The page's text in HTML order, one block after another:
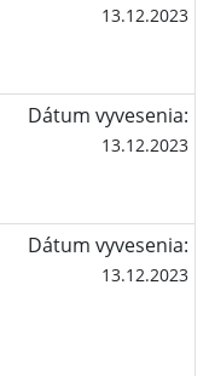
13.12.2023
Dátum vyvesenia:
13.12.2023
Dátum vyvesenia:
13.12.2023